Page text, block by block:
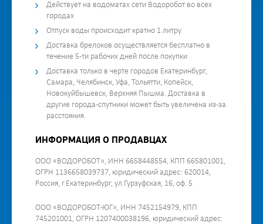
Действует на водоматах сети Водоробот во всех
городах
Отпуск воды происходит кратно 1 литру
Доставка брелоков осуществляется бесплатно в
течение 5-ти рабочих дней после покупки
Доставка только в черте городов Екатеринбург,
Самара, Челябинск, Уфа, Тольятти, Копейск,
Новокуйбышевск, Верхняя Пышма. Доставка в
другие города-спутники может быть увеличена из-за
расстояния.
ИНФОРМАЦИЯ О ПРОДАВЦАХ
ООО «ВОДОРОБОТ», ИНН 6658448554, КПП 665801001,
ОГРН 1136658039737, юридический адрес: 620014,
Россия, г.Екатеринбург, ул.Гурзуфская, 16, оф. 5
ООО «ВОДОРОБОТ-ЮГ», ИНН 7452154979, КПП
745201001, ОГРН 1207400038196, юридический адрес: